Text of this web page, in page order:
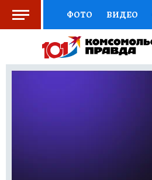
ФОТО ВИДЕО
СОЦПОДДЕРЖКА
ВЫБОР ЭКСПЕРТОВ